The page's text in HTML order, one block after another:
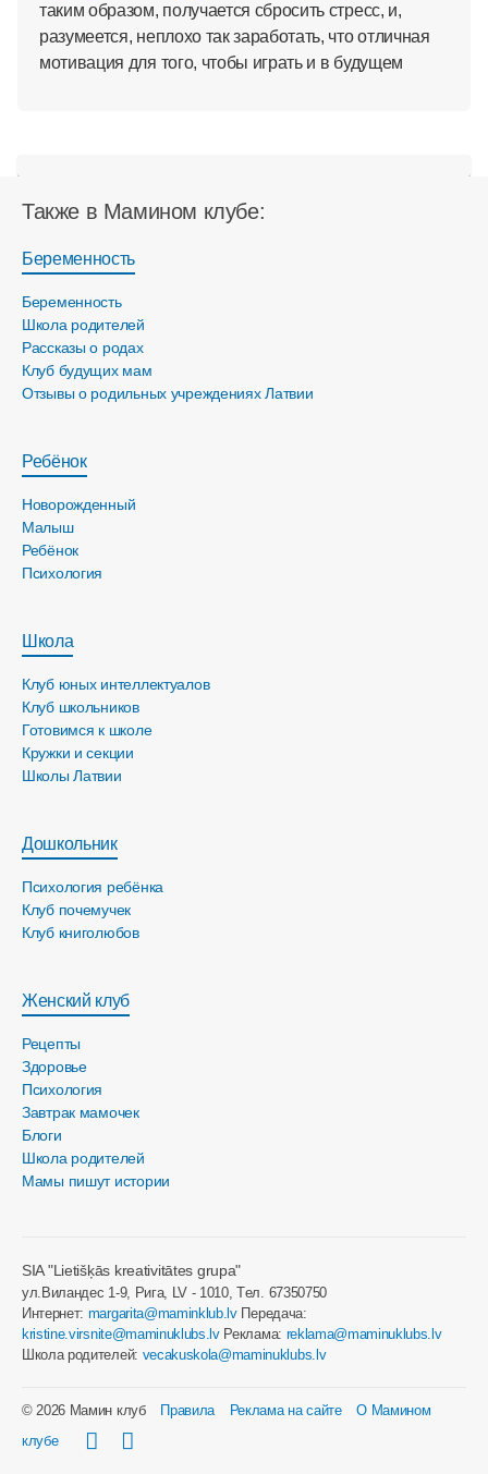
таким образом, получается сбросить стресс, и,
разумеется, неплохо так заработать, что отличная
мотивация для того, чтобы играть и в будущем
Также в Мамином клубе:
Беременность
Беременность
Школа родителей
Рассказы о родах
Клуб будущих мам
Отзывы о родильных учреждениях Латвии
Ребёнок
Новорожденный
Малыш
Ребёнок
Психология
Школа
Клуб юных интеллектуалов
Клуб школьников
Готовимся к школе
Кружки и секции
Школы Латвии
Дошкольник
Психология ребёнка
Клуб почемучек
Клуб книголюбов
Женский клуб
Рецепты
Здоровье
Психология
Завтрак мамочек
Блоги
Школа родителей
Мамы пишут истории
SIA "Lietišķās kreativitātes grupa"
ул.Виландес 1-9, Рига, LV - 1010, Tел. 67350750
Интернет: margarita@maminklub.lvПередача:
kristine.virsnite@maminuklubs.lvРеклама: reklama@maminuklubs.lv
Школа родителей: vecakuskola@maminuklubs.lv
© 2026 Мамин клуб Правила Реклама на сайте
О Мамином
клубе